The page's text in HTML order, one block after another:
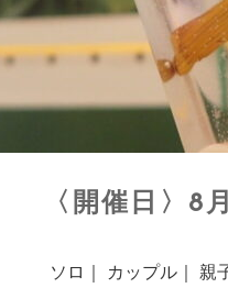
〈開催日〉8
ソロ｜ カップル｜ 親